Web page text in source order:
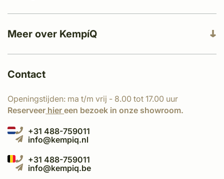
Meer over KempíQ
Contact
Openingstijden: ma t/m vrij - 8.00 tot 17.00 uur
Reserveer hier een bezoek in onze showroom.
+31 488-759011
info@kempiq.nl
+31 488-759011
info@kempiq.be